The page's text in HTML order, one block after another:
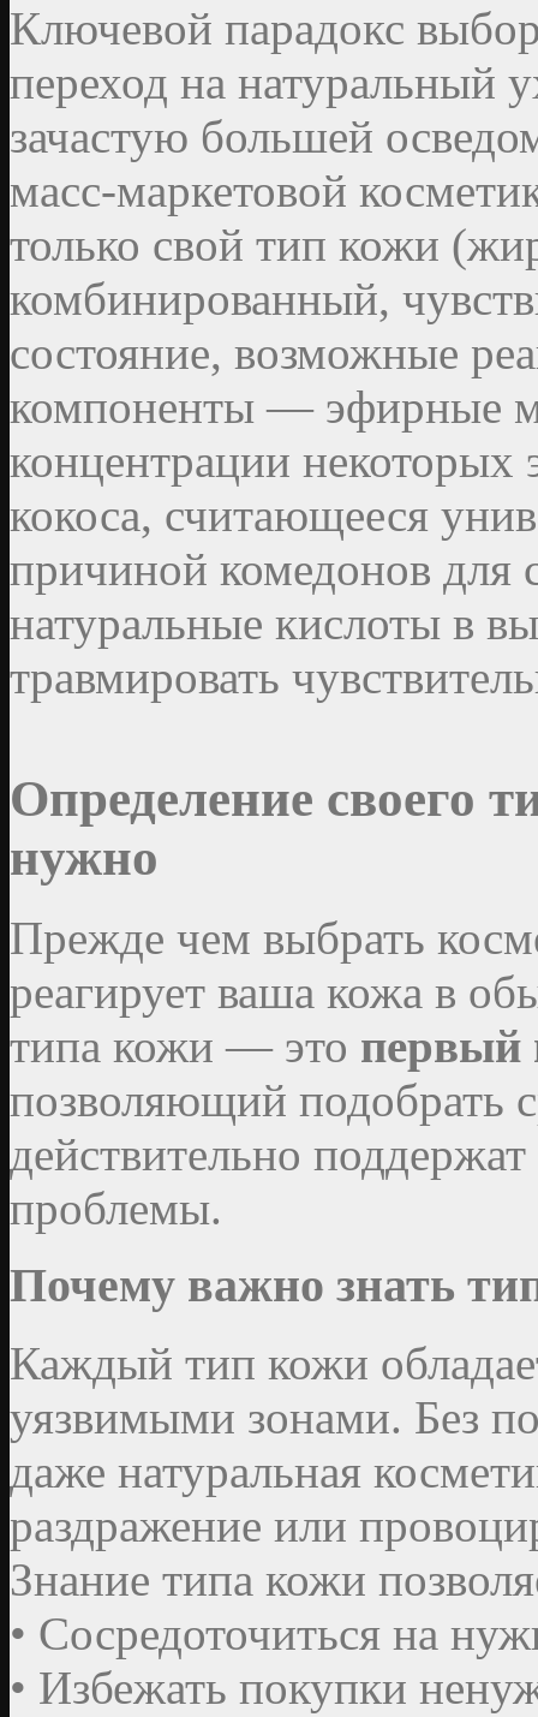
Ключевой парадокс
переход на натуральный
зачастую большей
масс-маркетовой
только свой тип кожи
комбинированный,
состояние, возможные
компоненты — эфирные
концентрации некоторых
кокоса, считающееся
причиной комедонов для
натуральные кислоты в
травмировать
Определение своего
нужно
Прежде чем выбрать
реагирует ваша кожа в
типа кожи — это первый
позволяющий подобрать
действительно
проблемы.
Почему важно знать
Каждый тип кожи
уязвимыми зонами. Без
даже натуральная
раздражение или
Знание типа кожи
• Сосредоточиться на
• Избежать покупки